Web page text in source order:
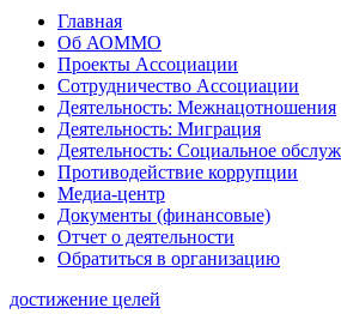
Главная
Об АОММО
Проекты Ассоциации
Сотрудничество Ассоциации
Деятельность: Межнацотношения
Деятельность: Миграция
Деятельность: Социальное
Противодействие коррупции
Медиа-центр
Документы (финансовые)
Отчет о деятельности
Обратиться в организацию
достижение целей